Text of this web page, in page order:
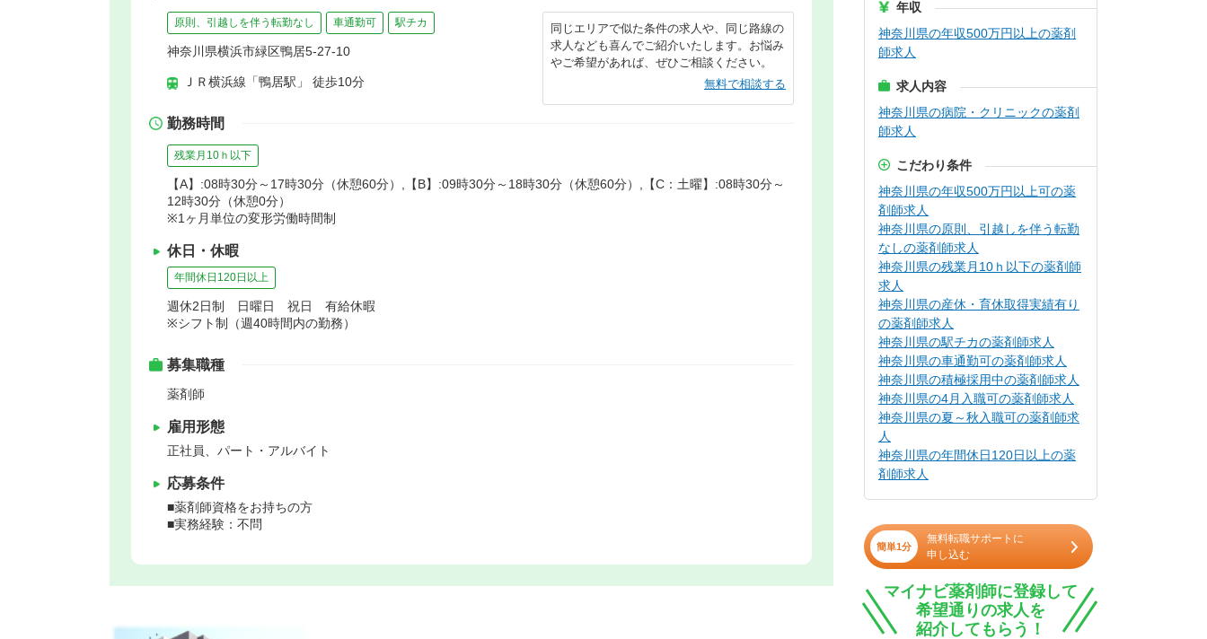
原則、引越しを伴う転勤なし 車通勤可 駅チカ
神奈川県横浜市緑区鴨居5-27-10
ＪＲ横浜線「鴨居駅」 徒歩10分
同じエリアで似た条件の求人や、同じ路線の
求人なども喜んでご紹介いたします。お悩み
やご希望があれば、ぜひご相談ください。
無料で相談する
勤務時間
残業月10ｈ以下
【A】:08時30分～17時30分（休憩60分）,【B】:09時30分～18時30分（休憩60分）,【C：土曜】:08時30分～
12時30分（休憩0分）
※1ヶ月単位の変形労働時間制
休日・休暇
年間休日120日以上
週休2日制 日曜日 祝日 有給休暇
※シフト制（週40時間内の勤務）
募集職種
薬剤師
雇用形態
正社員、パート・アルバイト
応募条件
■薬剤師資格をお持ちの方
■実務経験：不問
年収
神奈川県の年収500万円以上の薬剤
師求人
求人内容
神奈川県の病院・クリニックの薬剤
師求人
こだわり条件
神奈川県の年収500万円以上可の薬
剤師求人
神奈川県の原則、引越しを伴う転勤
なしの薬剤師求人
神奈川県の残業月10ｈ以下の薬剤師
求人
神奈川県の産休・育休取得実績有り
の薬剤師求人
神奈川県の駅チカの薬剤師求人
神奈川県の車通勤可の薬剤師求人
神奈川県の積極採用中の薬剤師求人
神奈川県の4月入職可の薬剤師求人
神奈川県の夏～秋入職可の薬剤師求
人
神奈川県の年間休日120日以上の薬
剤師求人
簡単1分
無料転職サポートに
申し込む
マイナビ薬剤師に登録して
希望通りの求人を
紹介してもらう！